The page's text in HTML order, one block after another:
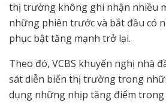
thị trường không ghi nhận nhiều
những phiên trước và bắt đầu có
phục bật tăng mạnh trở lại.
Theo đó, VCBS khuyến nghị nhà
sát diễn biến thị trường trong
dụng những nhịp tăng điểm trong